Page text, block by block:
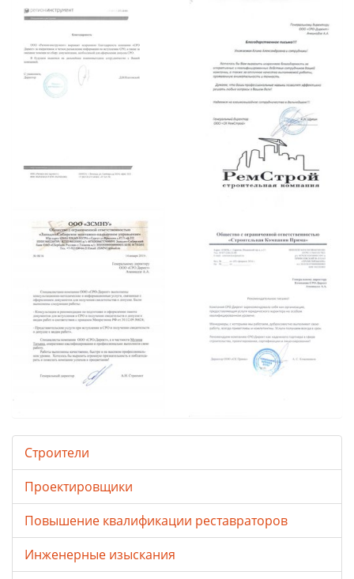
Строители
Проектировщики
Повышение квалификации реставраторов
Инженерные изыскания